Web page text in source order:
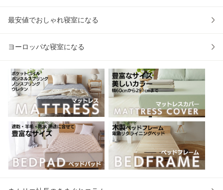
最安値でおしゃれ寝室になる
ヨーロッパな寝室になる